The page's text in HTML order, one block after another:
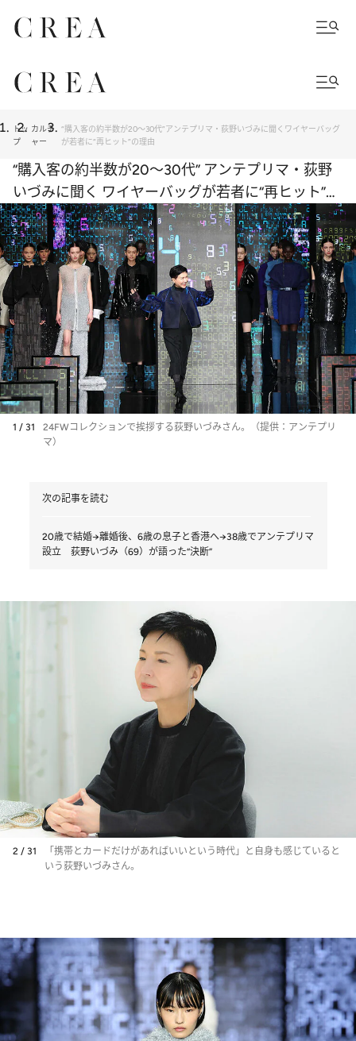
トッ
プ
カルチ
ャー
“購入客の約半数が20～30代”アンテプリマ・荻野いづみに聞くワイヤーバッグ
が若者に“再ヒット”の理由
“購入客の約半数が20～30代” アンテプリマ・荻野
いづみに聞く ワイヤーバッグが若者に“再ヒット”の
理由
1 / 31
24FWコレクションで挨拶する荻野いづみさん。（提供：アンテプリ
マ）
次の記事を読む
20歳で結婚→離婚後、6歳の息子と香港へ→38歳でアンテプリマ
設立 荻野いづみ（69）が語った“決断”
2 / 31
「携帯とカードだけがあればいいという時代」と自身も感じていると
いう荻野いづみさん。